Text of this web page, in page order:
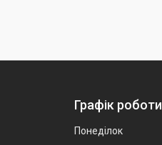
Графік роботи
Понеділок